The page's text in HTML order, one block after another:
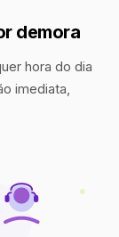
demora
hora do dia
imediata,